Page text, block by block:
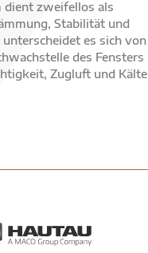
dient zweifellos als
Stabilität und
es sich von
des Fensters
Zugluft und Kälte